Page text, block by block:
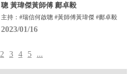
聰 黃瑋傑黃師傅 鄺卓毅
主持：#瑞信何啟聰 #黃師傅黃瑋傑 #鄺卓毅
2023/01/16
2 3 4 5 ...